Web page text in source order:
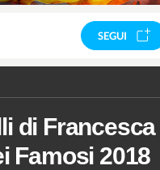
SEGUI
di Francesca
Famosi 2018